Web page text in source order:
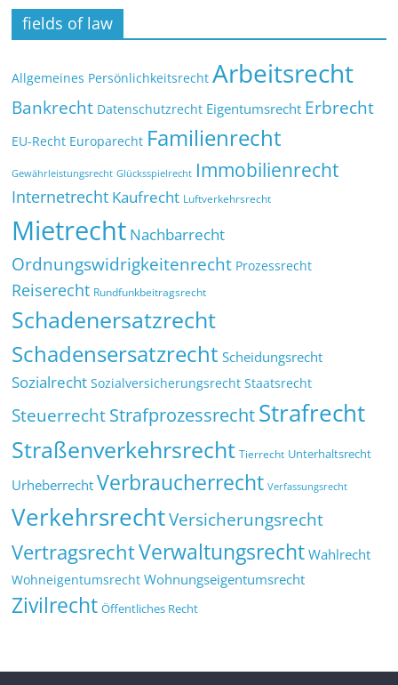
fields of law
Allgemeines Persönlichkeitsrecht Arbeitsrecht
Bankrecht Datenschutzrecht Eigentumsrecht Erbrecht
EU-Recht Europarecht Familienrecht
Gewährleistungsrecht Glücksspielrecht Immobilienrecht
Internetrecht Kaufrecht Luftverkehrsrecht
Mietrecht Nachbarrecht
Ordnungswidrigkeitenrecht Prozessrecht
Reiserecht Rundfunkbeitragsrecht
Schadenersatzrecht
Schadensersatzrecht Scheidungsrecht
Sozialrecht Sozialversicherungsrecht Staatsrecht
SteuerrechtStrafprozessrechtStrafrecht
Straßenverkehrsrecht Tierrecht Unterhaltsrecht
Urheberrecht Verbraucherrecht Verfassungsrecht
VerkehrsrechtVersicherungsrecht
VertragsrechtVerwaltungsrecht Wahlrecht
Wohneigentumsrecht Wohnungseigentumsrecht
Zivilrecht Öffentliches Recht